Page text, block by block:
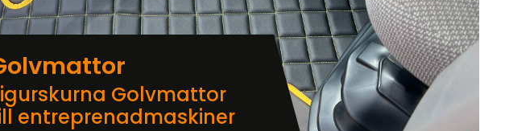
Golvmattor
entreprenadmaskiner